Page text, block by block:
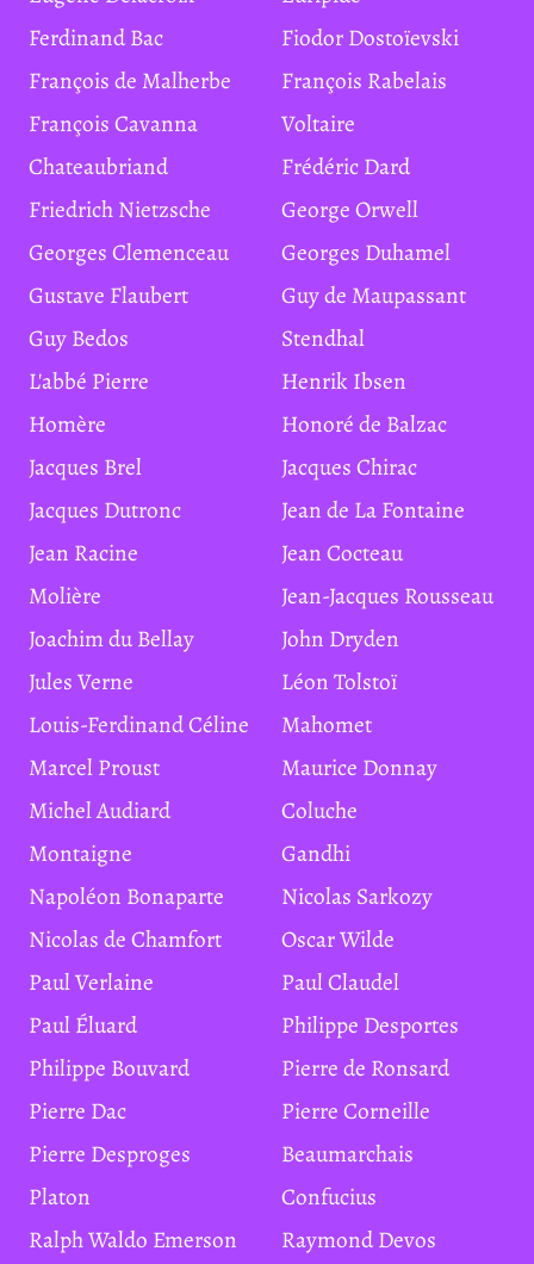
Ferdinand Bac
Fiodor Dostoïevski
François de Malherbe
François Rabelais
François Cavanna
Voltaire
Chateaubriand
Frédéric Dard
Friedrich Nietzsche
George Orwell
Georges Clemenceau
Georges Duhamel
Gustave Flaubert
Guy de Maupassant
Guy Bedos
Stendhal
L'abbé Pierre
Henrik Ibsen
Homère
Honoré de Balzac
Jacques Brel
Jacques Chirac
Jacques Dutronc
Jean de La Fontaine
Jean Racine
Jean Cocteau
Molière
Jean-Jacques Rousseau
Joachim du Bellay
John Dryden
Jules Verne
Léon Tolstoï
Louis-Ferdinand Céline
Mahomet
Marcel Proust
Maurice Donnay
Michel Audiard
Coluche
Montaigne
Gandhi
Napoléon Bonaparte
Nicolas Sarkozy
Nicolas de Chamfort
Oscar Wilde
Paul Verlaine
Paul Claudel
Paul Éluard
Philippe Desportes
Philippe Bouvard
Pierre de Ronsard
Pierre Dac
Pierre Corneille
Pierre Desproges
Beaumarchais
Platon
Confucius
Ralph Waldo Emerson
Raymond Devos